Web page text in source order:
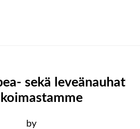
sekä leveänauhat
by